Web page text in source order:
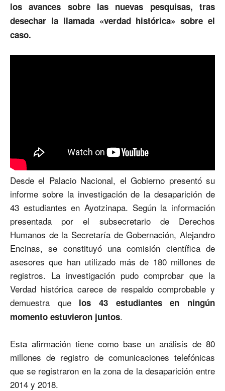
los avances sobre las nuevas pesquisas, tras
desechar la llamada «verdad histórica» sobre el
caso.
Desde el Palacio Nacional, el Gobierno presentó su
informe sobre la investigación de la desaparición de
43 estudiantes en Ayotzinapa. Según la información
presentada por el subsecretario de Derechos
Humanos de la Secretaría de Gobernación, Alejandro
Encinas, se constituyó una comisión científica de
asesores que han utilizado más de 180 millones de
registros. La investigación pudo comprobar que la
Verdad histórica carece de respaldo comprobable y
demuestra quelos 43 estudiantes en ningún
momento estuvieron juntos.
Esta afirmación tiene como base un análisis de 80
millones de registro de comunicaciones telefónicas
que se registraron en la zona de la desaparición entre
2014 y 2018.